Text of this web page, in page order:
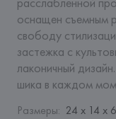
оснащен съемным
свободу
застежка с
лаконичный
шика в каждом
Размеры: 24 x 14 x